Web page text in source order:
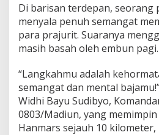
n
P
e
n
a
b
d
i
a
n
Di barisan terdepan, seorang
menyala penuh semangat
para prajurit. Suaranya
masih basah oleh embun pagi.
“Langkahmu adalah
semangat dan mental
Widhi Bayu Sudibyo,
0803/Madiun, yang
Hanmars sejauh 10 kilometer,